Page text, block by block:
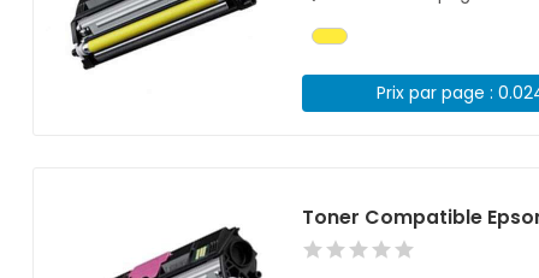
Prix par page :
Toner Compatible